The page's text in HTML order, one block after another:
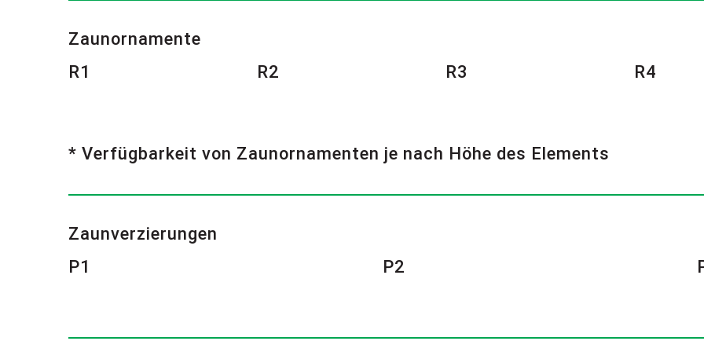
Zaunornamente
R1
R2 R3 R4
* Verfügbarkeit von Zaunornamenten je nach Höhe des Elements
Zaunverzierungen
P1
P2